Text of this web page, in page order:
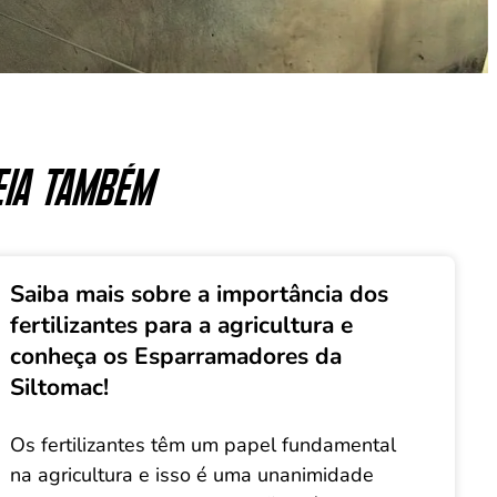
também
Saiba mais sobre a importância dos
fertilizantes para a agricultura e
conheça os Esparramadores da
Siltomac!
Os fertilizantes têm um papel fundamental
na agricultura e isso é uma unanimidade